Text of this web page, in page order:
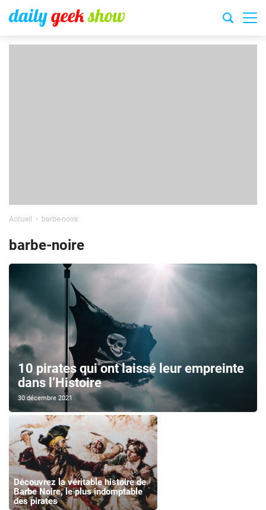
Accueil barbe-noire
barbe-noire
10 pirates qui ont laissé leur empreinte
dans l’Histoire
30 décembre 2021
Découvrez la véritable histoire de
Barbe Noire, le plus indomptable
des pirates